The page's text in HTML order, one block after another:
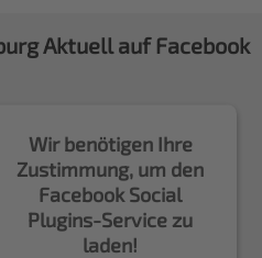
Aktuell auf Facebook
Wir benötigen Ihre
Zustimmung, um den
Facebook Social
Plugins-Service zu
laden!